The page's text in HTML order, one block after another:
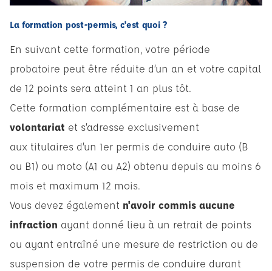
La formation post-permis, c'est quoi ?
En suivant cette formation, votre période
probatoire peut être réduite d’un an et votre capital
de 12 points sera atteint 1 an plus tôt.
Cette formation complémentaire est à base de
volontariat et s’adresse exclusivement
aux titulaires d’un 1er permis de conduire auto (B
ou B1) ou moto (A1 ou A2) obtenu depuis au moins 6
mois et maximum 12 mois.
Vous devez également n'avoir commis aucune
infraction ayant donné lieu à un retrait de points
ou ayant entraîné une mesure de restriction ou de
suspension de votre permis de conduire durant